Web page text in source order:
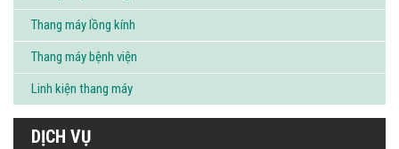
Thang máy lồng kính
Thang máy bệnh viện
Linh kiện thang máy
DỊCH VỤ